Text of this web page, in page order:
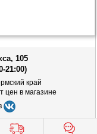
105
21:00)
край
цен в магазине